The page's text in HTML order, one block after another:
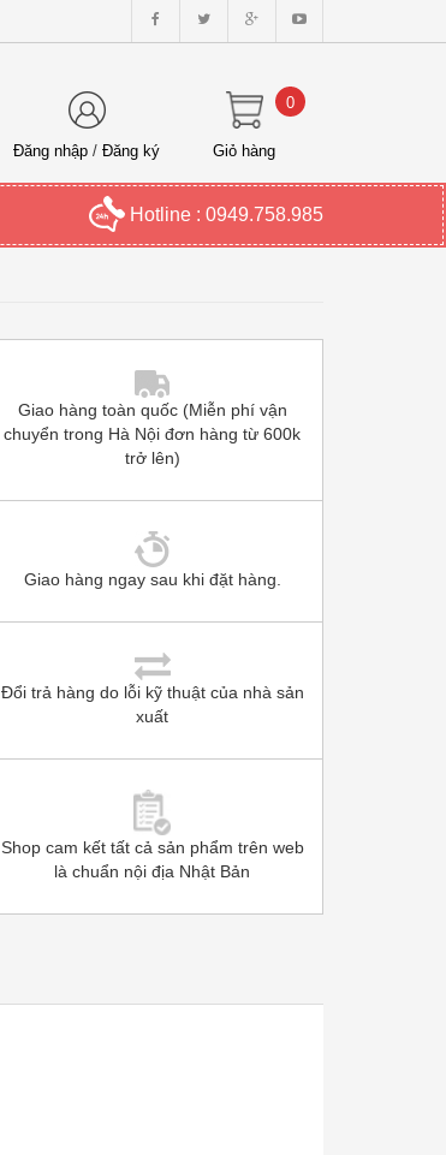
Đăng nhập /Đăng ký Giỏ hàng
0
Hotline : 0949.758.985
Giao hàng toàn quốc (Miễn phí vận
chuyển trong Hà Nội đơn hàng từ 600k
trở lên)
Giao hàng ngay sau khi đặt hàng.
Đổi trả hàng do lỗi kỹ thuật của nhà sản
xuất
Shop cam kết tất cả sản phẩm trên web
là chuẩn nội địa Nhật Bản